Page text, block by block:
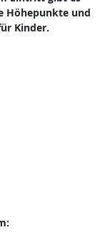
Höhepunkte und
Kinder.